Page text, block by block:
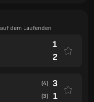
dem Laufenden
1
2
(4) 3
(3) 1